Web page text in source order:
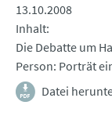
13.10.2008
Inhalt
Die Debatte um
Person: Porträt
Datei